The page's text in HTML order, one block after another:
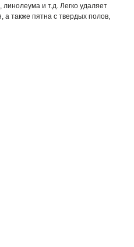
и т.д. Легко удаляет
а также пятна с твердых полов,